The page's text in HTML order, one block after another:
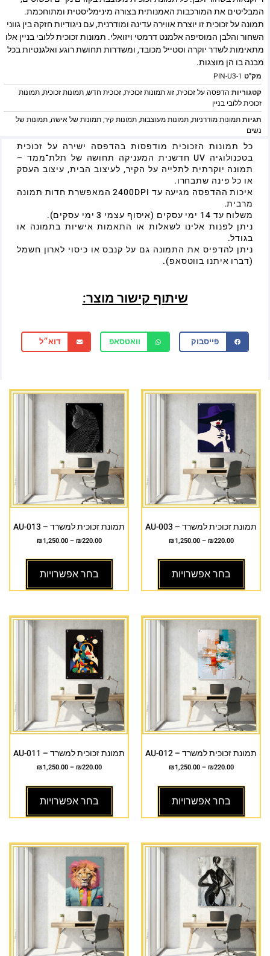
המבליטים את המורכבות האמנותית בצורה מינימליסטית ומתוחכמת.
תמונה על זכוכית זו יוצרת אווירה עדינה ומודרנית, עם ניגודיות חזקה בין גווני
השחור והלבן המוסיפה אלמנט דרמטי ויזואלי. תמונות זכוכית ללובי בניין אלו
מתאימות לשדר יוקרה וסטייל מכובד, ומשדרות תחושת רוגע ואלגנטיות בכל
מבנה בו הן מוצגות.
מק"ט PIN-U3-1
קטגוריות הדפסה על זכוכית,זוג תמונות זכוכית,זכוכית חדש,תמונות זכוכית,תמונות
זכוכית ללובי בניין
תגיותתמונות מודרניות,תמונות מעוצבות,תמונות קיר,תמונות של אישה,תמונות של
נשים
כל תמונות הזכוכית מודפסות בהדפסה ישירה על זכוכית
בטכנולוגיה UV חדשנית המעניקה תחושה של תלת־ממד –
תמונה יוקרתית לתלייה על הקיר, לעיצוב הבית, עיצוב העסק
או כל פינה שתבחרו.
איכות ההדפסה מגיעה עד 2400DPI המאפשרת חדות תמונה
מרבית.
משלוח עד 14 ימי עסקים (איסוף עצמי 3 ימי עסקים).
ניתן לפנות אלינו לשאלות או התאמות אישיות בתמונה או
בגודל.
ניתן להדפיס את התמונה גם על קנבס או כיסוי לארון חשמל
(דברו איתנו בווטסאפ).
שיתוף קישור מוצר:
פייסבוק וואטסאפ דוא״ל
תמונת זכוכית למשרד – AU-003
₪220.00
–
₪1,250.00
בחר אפשרויות
תמונת זכוכית למשרד – AU-013
₪220.00
–
₪1,250.00
בחר אפשרויות
תמונת זכוכית למשרד – AU-012
₪220.00
–
₪1,250.00
בחר אפשרויות
תמונת זכוכית למשרד – AU-011
₪220.00
–
₪1,250.00
בחר אפשרויות